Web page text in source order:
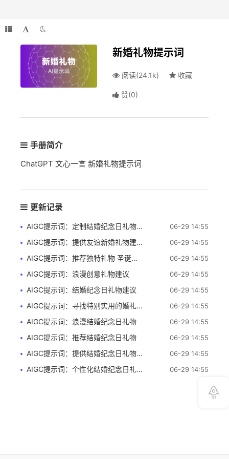
新婚礼物提示词
阅读(24.1k) 收藏
赞(0)
手册简介
ChatGPT 文心一言 新婚礼物提示词
更新记录
AIGC提示词：定制结婚纪念日礼物建议 06-29 14:55
AIGC提示词：提供友谊新婚礼物建议 06-29 14:55
AIGC提示词：推荐独特礼物 圣诞礼物建议 06-29 14:55
AIGC提示词：浪漫创意礼物建议 06-29 14:55
AIGC提示词：结婚纪念日礼物建议 06-29 14:55
AIGC提示词：寻找特别实用的婚礼礼物 06-29 14:55
AIGC提示词：浪漫结婚纪念日礼物 06-29 14:55
AIGC提示词：推荐结婚纪念日礼物 06-29 14:55
AIGC提示词：提供结婚纪念日礼物建议 06-29 14:55
AIGC提示词：个性化结婚纪念日礼物建议 06-29 14:55